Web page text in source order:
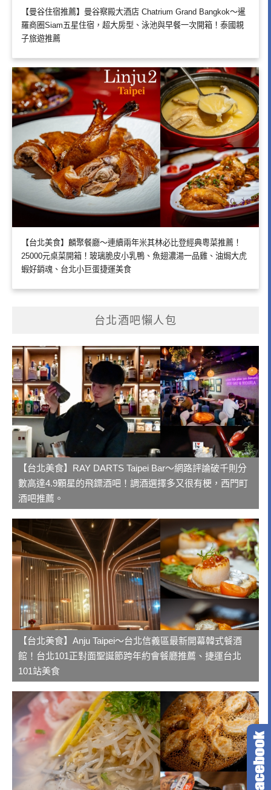
【曼谷住宿推薦】曼谷察殿大酒店 Chatrium Grand Bangkok～暹
羅商圈Siam五星住宿，超大房型、泳池與早餐一次開箱！泰國親
子旅遊推薦
【台北美食】麟聚餐廳～連續兩年米其林必比登經典粵菜推薦！
25000元桌菜開箱！玻璃脆皮小乳鴨、魚翅濃湯一品雞、油焗大虎
蝦好銷魂、台北小巨蛋捷運美食
台北酒吧懶人包
【台北美食】RAY DARTS Taipei Bar～網路評論破千則分
數高達4.9顆星的飛鏢酒吧！調酒選擇多又很有梗，西門町
酒吧推薦。
【台北美食】Anju Taipei～台北信義區最新開幕韓式餐酒
館！台北101正對面聖誕節跨年約會餐廳推薦、捷運台北
101站美食